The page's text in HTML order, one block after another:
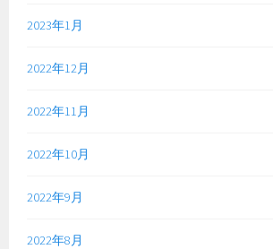
2023年1月
2022年12月
2022年11月
2022年10月
2022年9月
2022年8月